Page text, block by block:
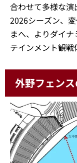
合わせて多様な演
2026シーズン、
まへ、よりダイ
テインメント観戦
外野フェン